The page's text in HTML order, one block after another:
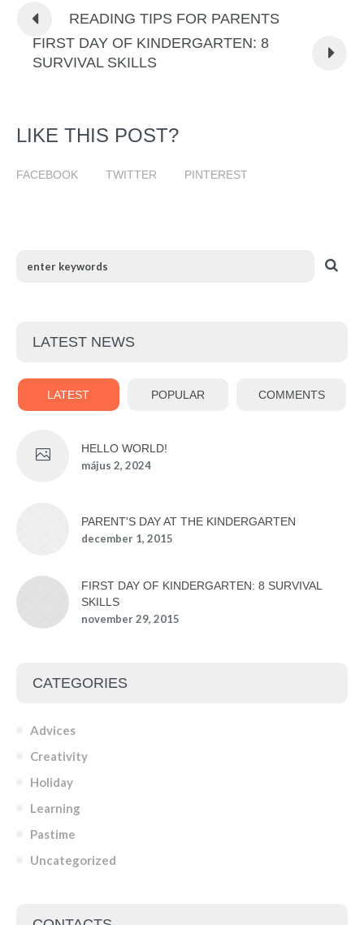
READING TIPS FOR PARENTS
FIRST DAY OF KINDERGARTEN: 8
SURVIVAL SKILLS
LIKE THIS POST?
FACEBOOK TWITTER PINTEREST
LATEST NEWS
LATEST POPULAR COMMENTS
HELLO WORLD!
május 2, 2024
PARENT'S DAY AT THE KINDERGARTEN
december 1, 2015
FIRST DAY OF KINDERGARTEN: 8 SURVIVAL
SKILLS
november 29, 2015
CATEGORIES
Advices
Creativity
Holiday
Learning
Pastime
Uncategorized